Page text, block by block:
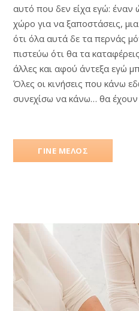
αυτό που δεν είχα εγώ: έναν
χώρο για να ξαποστάσεις,
ότι όλα αυτά δε τα περνάς
πιστεύω ότι θα τα
άλλες και αφού άντεξα εγώ
Όλες οι κινήσεις που κάνω
συνεχίσω να κάνω… θα
ΓΙΝΕ ΜΕΛΟΣ